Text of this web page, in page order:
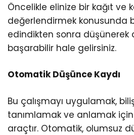
Öncelikle elinize bir kağıt ve
değerlendirmek konusunda
edindikten sonra düşünerek
başarabilir hale gelirsiniz.
Otomatik Düşünce Kaydı
Bu çalışmayı uygulamak,
tanımlamak ve anlamak
araçtır. Otomatik, olumsuz